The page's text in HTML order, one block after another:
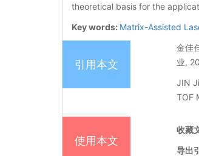
theoretical basis for the
Key words: Matrix-Assisted
引用本文
金佳
业,
JIN
TOF
使用本文
收藏
导出